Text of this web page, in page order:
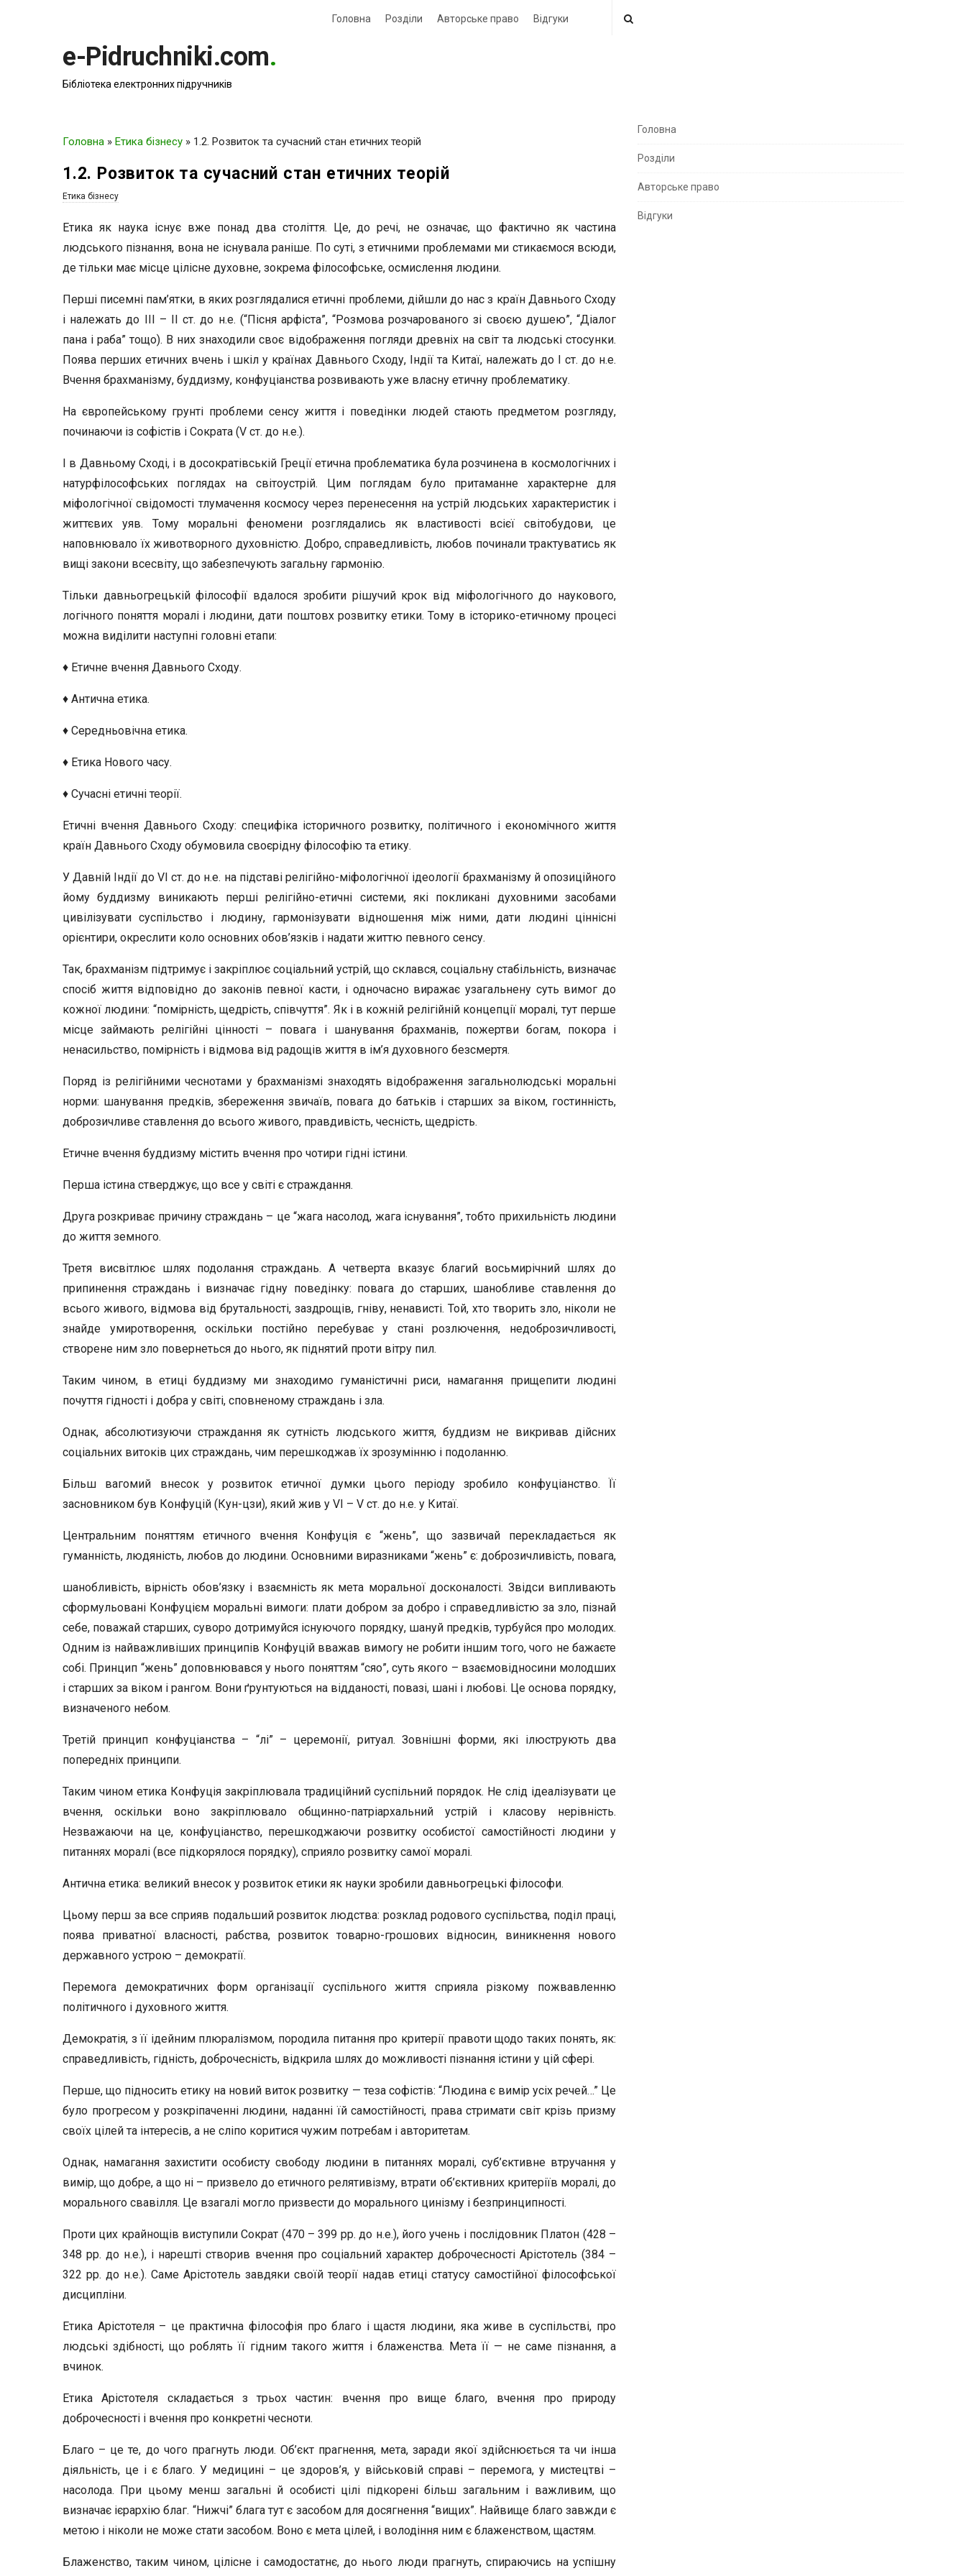
Головна Розділи Авторське право Відгуки
e-Pidruchniki.com.
Бібліотека електронних підручників
Головна » Етика бізнесу » 1.2. Розвиток та сучасний стан етичних теорій
1.2. Розвиток та сучасний стан етичних теорій
Етика бізнесу
Етика як наука існує вже понад два століття. Це, до речі, не означає, що фактично як частина
людського пізнання, вона не існувала раніше. По суті, з етичними проблемами ми стикаємося всюди,
де тільки має місце цілісне духовне, зокрема філософське, осмислення людини.
Перші писемні пам’ятки, в яких розглядалися етичні проблеми, дійшли до нас з країн Давнього Сходу
і належать до III – II ст. до н.е. (“Пісня арфіста”, “Розмова розчарованого зі своєю душею”, “Діалог
пана і раба” тощо). В них знаходили своє відображення погляди древніх на світ та людські стосунки.
Поява перших етичних вчень і шкіл у країнах Давнього Сходу, Індії та Китаї, належать до І ст. до н.е.
Вчення брахманізму, буддизму, конфуціанства розвивають уже власну етичну проблематику.
На європейському грунті проблеми сенсу життя і поведінки людей стають предметом розгляду,
починаючи із софістів і Сократа (V ст. до н.е.).
І в Давньому Сході, і в досократівській Греції етична проблематика була розчинена в космологічних і
натурфілософських поглядах на світоустрій. Цим поглядам було притаманне характерне для
міфологічної свідомості тлумачення космосу через перенесення на устрій людських характеристик і
життєвих уяв. Тому моральні феномени розглядались як властивості всієї світобудови, це
наповнювало їх животворного духовністю. Добро, справедливість, любов починали трактуватись як
вищі закони всесвіту, що забезпечують загальну гармонію.
Тільки давньогрецькій філософії вдалося зробити рішучий крок від міфологічного до наукового,
логічного поняття моралі і людини, дати поштовх розвитку етики. Тому в історико-етичному процесі
можна виділити наступні головні етапи:
♦ Етичне вчення Давнього Сходу.
♦ Антична етика.
♦ Середньовічна етика.
♦ Етика Нового часу.
♦ Сучасні етичні теорії.
Етичні вчення Давнього Сходу: специфіка історичного розвитку, політичного і економічного життя
країн Давнього Сходу обумовила своєрідну філософію та етику.
У Давній Індії до VI ст. до н.е. на підставі релігійно-міфологічної ідеології брахманізму й опозиційного
йому буддизму виникають перші релігійно-етичні системи, які покликані духовними засобами
цивілізувати суспільство і людину, гармонізувати відношення між ними, дати людині ціннісні
орієнтири, окреслити коло основних обов’язків і надати життю певного сенсу.
Так, брахманізм підтримує і закріплює соціальний устрій, що склався, соціальну стабільність, визначає
спосіб життя відповідно до законів певної касти, і одночасно виражає узагальнену суть вимог до
кожної людини: “помірність, щедрість, співчуття”. Як і в кожній релігійній концепції моралі, тут перше
місце займають релігійні цінності – повага і шанування брахманів, пожертви богам, покора і
ненасильство, помірність і відмова від радощів життя в ім’я духовного безсмертя.
Поряд із релігійними чеснотами у брахманізмі знаходять відображення загальнолюдські моральні
норми: шанування предків, збереження звичаїв, повага до батьків і старших за віком, гостинність,
доброзичливе ставлення до всього живого, правдивість, чесність, щедрість.
Етичне вчення буддизму містить вчення про чотири гідні істини.
Перша істина стверджує, що все у світі є страждання.
Друга розкриває причину страждань – це “жага насолод, жага існування”, тобто прихильність людини
до життя земного.
Третя висвітлює шлях подолання страждань. А четверта вказує благий восьмирічний шлях до
припинення страждань і визначає гідну поведінку: повага до старших, шанобливе ставлення до
всього живого, відмова від брутальності, заздрощів, гніву, ненависті. Той, хто творить зло, ніколи не
знайде умиротворення, оскільки постійно перебуває у стані розлючення, недоброзичливості,
створене ним зло повернеться до нього, як піднятий проти вітру пил.
Таким чином, в етиці буддизму ми знаходимо гуманістичні риси, намагання прищепити людині
почуття гідності і добра у світі, сповненому страждань і зла.
Однак, абсолютизуючи страждання як сутність людського життя, буддизм не викривав дійсних
соціальних витоків цих страждань, чим перешкоджав їх зрозумінню і подоланню.
Більш вагомий внесок у розвиток етичної думки цього періоду зробило конфуціанство. Її
засновником був Конфуцій (Кун-цзи), який жив у VI – V ст. до н.е. у Китаї.
Центральним поняттям етичного вчення Конфуція є “жень”, що зазвичай перекладається як
гуманність, людяність, любов до людини. Основними виразниками “жень” є: доброзичливість, повага,
шанобливість, вірність обов’язку і взаємність як мета моральної досконалості. Звідси випливають
сформульовані Конфуцієм моральні вимоги: плати добром за добро і справедливістю за зло, пізнай
себе, поважай старших, суворо дотримуйся існуючого порядку, шануй предків, турбуйся про молодих.
Одним із найважливіших принципів Конфуцій вважав вимогу не робити іншим того, чого не бажаєте
собі. Принцип “жень” доповнювався у нього поняттям “сяо”, суть якого – взаємовідносини молодших
і старших за віком і рангом. Вони ґрунтуються на відданості, повазі, шані і любові. Це основа порядку,
визначеного небом.
Третій принцип конфуціанства – “лі” – церемонії, ритуал. Зовнішні форми, які ілюструють два
попередніх принципи.
Таким чином етика Конфуція закріплювала традиційний суспільний порядок. Не слід ідеалізувати це
вчення, оскільки воно закріплювало общинно-патріархальний устрій і класову нерівність.
Незважаючи на це, конфуціанство, перешкоджаючи розвитку особистої самостійності людини у
питаннях моралі (все підкорялося порядку), сприяло розвитку самої моралі.
Антична етика: великий внесок у розвиток етики як науки зробили давньогрецькі філософи.
Цьому перш за все сприяв подальший розвиток людства: розклад родового суспільства, поділ праці,
поява приватної власності, рабства, розвиток товарно-грошових відносин, виникнення нового
державного устрою – демократії.
Перемога демократичних форм організації суспільного життя сприяла різкому пожвавленню
політичного і духовного життя.
Демократія, з її ідейним плюралізмом, породила питання про критерії правоти щодо таких понять, як:
справедливість, гідність, доброчесність, відкрила шлях до можливості пізнання істини у цій сфері.
Перше, що підносить етику на новий виток розвитку — теза софістів: “Людина є вимір усіх речей…” Це
було прогресом у розкріпаченні людини, наданні їй самостійності, права стримати світ крізь призму
своїх цілей та інтересів, а не сліпо коритися чужим потребам і авторитетам.
Однак, намагання захистити особисту свободу людини в питаннях моралі, суб’єктивне втручання у
вимір, що добре, а що ні – призвело до етичного релятивізму, втрати об’єктивних критеріїв моралі, до
морального свавілля. Це взагалі могло призвести до морального цинізму і безпринципності.
Проти цих крайнощів виступили Сократ (470 – 399 pp. до н.е.), його учень і послідовник Платон (428 –
348 pp. до н.е.), і нарешті створив вчення про соціальний характер доброчесності Арістотель (384 –
322 pp. до н.е.). Саме Арістотель завдяки своїй теорії надав етиці статусу самостійної філософської
дисципліни.
Етика Арістотеля – це практична філософія про благо і щастя людини, яка живе в суспільстві, про
людські здібності, що роблять її гідним такого життя і блаженства. Мета її — не саме пізнання, а
вчинок.
Етика Арістотеля складається з трьох частин: вчення про вище благо, вчення про природу
доброчесності і вчення про конкретні чесноти.
Благо – це те, до чого прагнуть люди. Об’єкт прагнення, мета, заради якої здійснюється та чи інша
діяльність, це і є благо. У медицині – це здоров’я, у військовій справі – перемога, у мистецтві –
насолода. При цьому менш загальні й особисті цілі підкорені більш загальним і важливим, що
визначає ієрархію благ. “Нижчі” блага тут є засобом для досягнення “вищих”. Найвище благо завжди є
метою і ніколи не може стати засобом. Воно є мета цілей, і володіння ним є блаженством, щастям.
Блаженство, таким чином, цілісне і самодостатнє, до нього люди прагнуть, спираючись на успішну
S
e
S
Головна
Розділи
Авторське право
Відгуки